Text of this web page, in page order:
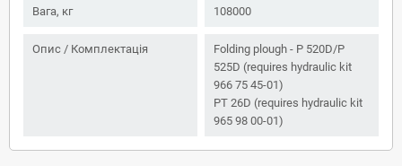
Вага, кг 108000
Опис / Комплектація
Folding plough - P 520D/P
525D (requires hydraulic kit
966 75 45-01)
PT 26D (requires hydraulic kit
965 98 00-01)